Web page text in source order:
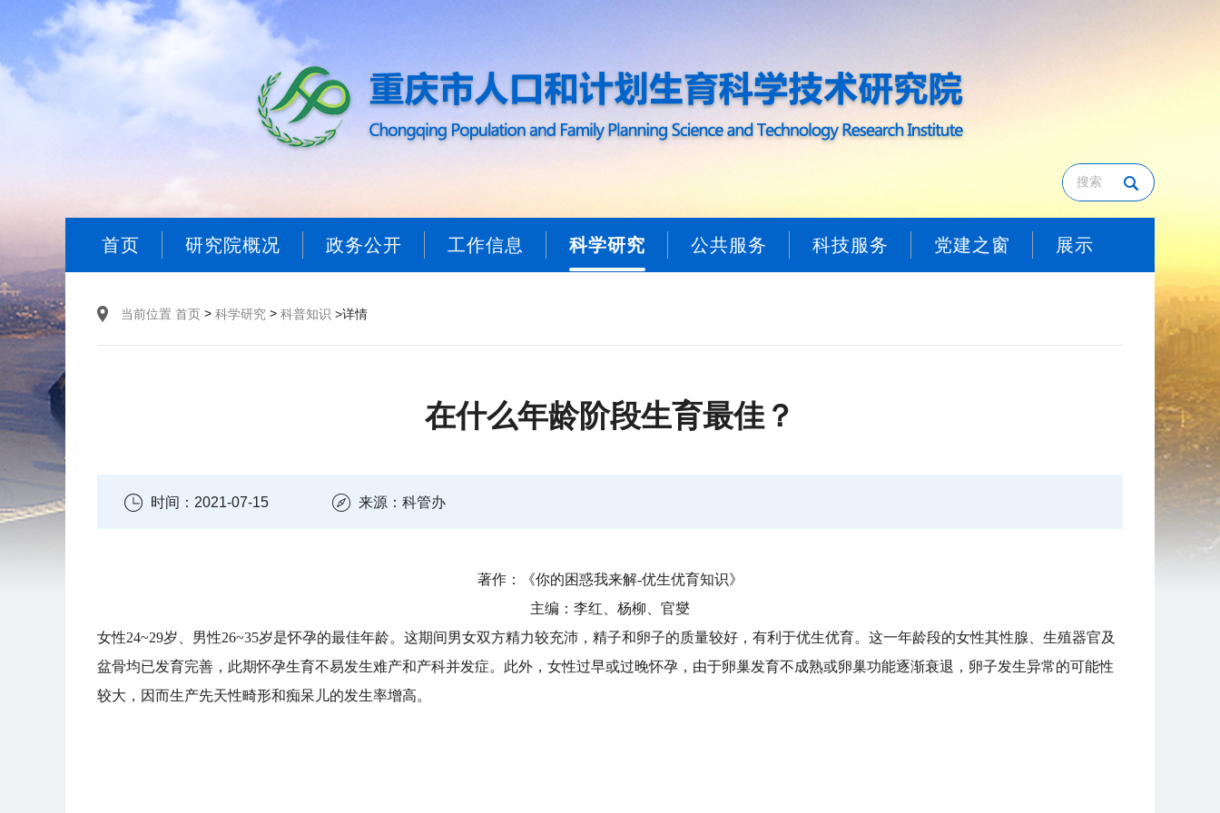
首页 研究院概况 政务公开 工作信息 科学研究 公共服务 科技服务 党建之窗 展示
当前位置 首页 > 科学研究 > 科普知识 >详情
在什么年龄阶段生育最佳？
时间：2021-07-15 来源：科管办
著作：《你的困惑我来解-优生优育知识》
主编：李红、杨柳、官燮
女性24~29岁、男性26~35岁是怀孕的最佳年龄。这期间男女双方精力较充沛，精子和卵子的质量较好，有利于优生优育。这一年龄段的女性其性腺、生殖器官及
盆骨均已发育完善，此期怀孕生育不易发生难产和产科并发症。此外，女性过早或过晚怀孕，由于卵巢发育不成熟或卵巢功能逐渐衰退，卵子发生异常的可能性
较大，因而生产先天性畸形和痴呆儿的发生率增高。